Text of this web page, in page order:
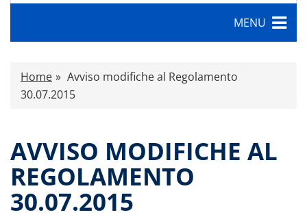
MENU
Caratteristiche
Comunicati stampa
Documenti di offerta
Relazioni di gestioni e resoconti intermedi
Governance
Home
Avviso modifiche al Regolamento
30.07.2015
AVVISO MODIFICHE AL
REGOLAMENTO
30.07.2015